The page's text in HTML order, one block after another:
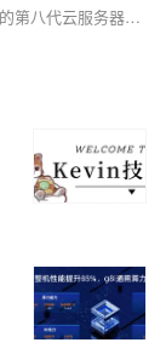
阿里云服务器计算型c8i与通用型g8i实例属于阿里云的第八代云服务器实例规格，是除了计算型c7与c8y和通用型g7与g8y之外同样深受用户喜欢的云服务器实例规格。本文将详细解析计算型c8i与通用型g8i实例的技术特性、适用场景、性能优势，以及最新的活动价格情况，并为用户提供购买建议。